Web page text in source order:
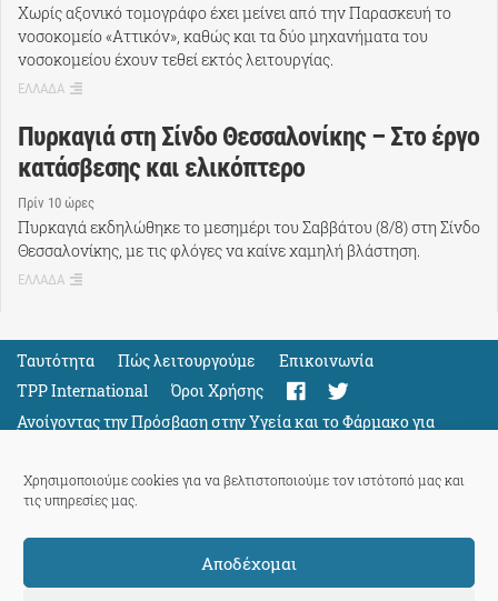
Χρησιμοποιούμε cookies για να βελτιστοποιούμε τον ιστότοπό μας και
τις υπηρεσίες μας.
Αποδέχομαι
Χωρίς αξονικό τομογράφο έχει μείνει από την Παρασκευή το
νοσοκομείο «Αττικόν», καθώς και τα δύο μηχανήματα του
νοσοκομείου έχουν τεθεί εκτός λειτουργίας.
ΕΛΛΑΔΑ
Πυρκαγιά στη Σίνδο Θεσσαλονίκης – Στο έργο
κατάσβεσης και ελικόπτερο
Πρίν 10 ώρες
Πυρκαγιά εκδηλώθηκε το μεσημέρι του Σαββάτου (8/8) στη Σίνδο
Θεσσαλονίκης, με τις φλόγες να καίνε χαμηλή βλάστηση.
ΕΛΛΑΔΑ
Ταυτότητα Πώς λειτουργούμε
Eπικοινωνία
TPP International
Όροι Χρήσης
Ανοίγοντας την Πρόσβαση στην Υγεία και το Φάρμακο για
Όλους
Support
ThePressProject